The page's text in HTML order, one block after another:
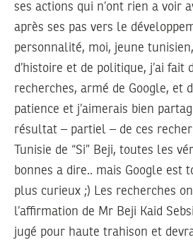
ses actions qui n’ont rien a voir
après ses pas vers le
personnalité, moi, jeune
d’histoire et de politique, j’ai fait
recherches, armé de Google, et
patience et j’aimerais bien
résultat – partiel – de ces
Tunisie de “Si” Beji, toutes les
bonnes a dire.. mais Google est
plus curieux ;) Les recherches
l’affirmation de Mr Beji Kaid
jugé pour haute trahison et